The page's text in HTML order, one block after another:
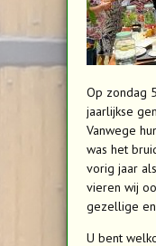
Op zondag
jaarlijkse
Vanwege
was het
vorig jaar
vieren wij
gezellige
U bent